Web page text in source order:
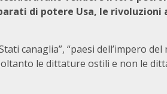
di potere Usa, le rivoluzioni
canaglia”, “paesi dell’impero
le dittature ostili e non le